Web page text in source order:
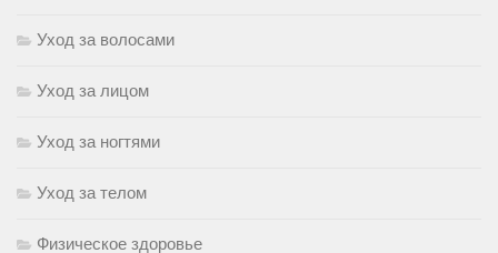
Уход за волосами
Уход за лицом
Уход за ногтями
Уход за телом
Физическое здоровье